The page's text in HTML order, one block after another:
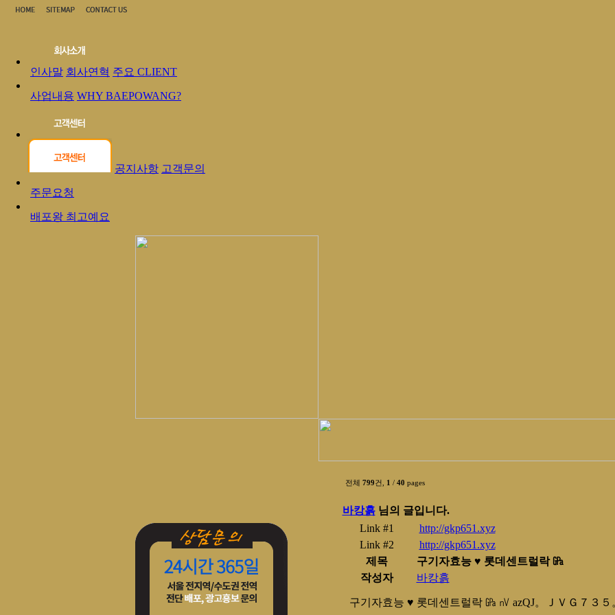
인사말 회사연혁 주요 CLIENT
사업내용 WHY BAEPOWANG?
공지사항 고객문의
주문요청
배포왕 최고예요
전체 799건, 1 / 40 pages
바캉흙님의 글입니다.
Link #1
http://gkp651.xyz
Link #2
http://gkp651.xyz
제목
구기자효능 ♥ 롯데센트럴락 ㎬
작성자
바캉흙
구기자효능 ♥ 롯데센트럴락 ㎬ ㎵ azQJ。ＪＶＧ７３５